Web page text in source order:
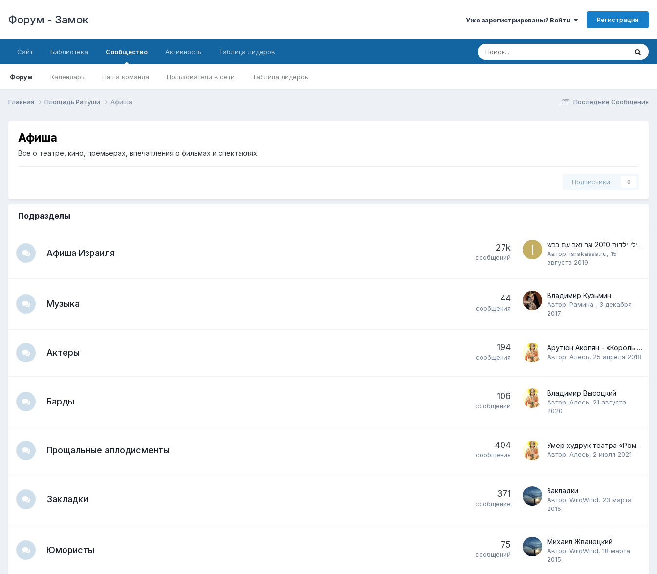
Форум - Замок Уже зарегистрированы? Войти Регистрация
Сайт Библиотека Сообщество
Форум Календарь Наша команда Пользователи в сети Таблица лидеров
Активность Таблица лидеров
Последние Сообщения
Главная Площадь Ратуши Афиша
Афиша
Все о театре, кино, премьерах, впечатления о фильмах и спектаклях.
Подписчики 0
Подразделы
Афиша Израиля
27k
сообщений
פסטיבל צלילי ילדות 2010 וגר זאב עם כבש
Автор: israkassa.ru, 15
августа 2019
Музыка
44
сообщения
Владимир Кузьмин
Автор: Рамина , 3 декабря
2017
Актеры
194
сообщения
Арутюн Акопян - «Король международной магии»
Автор: Алесь, 25 апреля 2018
Барды
106
сообщений
Владимир Высоцкий
Автор: Алесь, 21 августа
2020
Прощальные аплодисменты
404
сообщения
Умер худрук театра «Ромэн» Николай Сличенко
Автор: Алесь, 2 июля 2021
Закладки
371
сообщение
Закладки
Автор: WildWind, 23 марта
2015
Юмористы
75
сообщений
Михаил Жванецкий
Автор: WildWind, 18 марта
2015